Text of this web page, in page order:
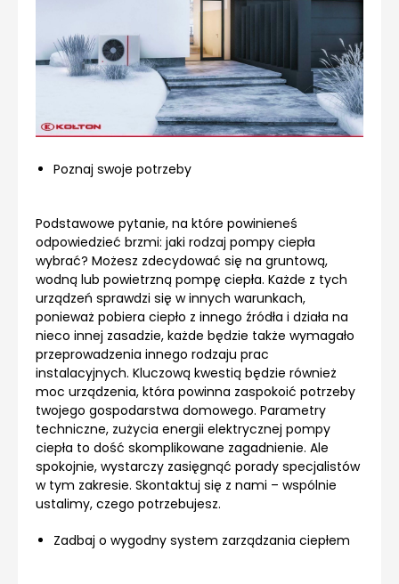
Poznaj swoje potrzeby
Podstawowe pytanie, na które powinieneś
odpowiedzieć brzmi: jaki rodzaj pompy ciepła
wybrać? Możesz zdecydować się na gruntową,
wodną lub powietrzną pompę ciepła. Każde z tych
urządzeń sprawdzi się w innych warunkach,
ponieważ pobiera ciepło z innego źródła i działa na
nieco innej zasadzie, każde będzie także wymagało
przeprowadzenia innego rodzaju prac
instalacyjnych. Kluczową kwestią będzie również
moc urządzenia, która powinna zaspokoić potrzeby
twojego gospodarstwa domowego. Parametry
techniczne, zużycia energii elektrycznej pompy
ciepła to dość skomplikowane zagadnienie. Ale
spokojnie, wystarczy zasięgnąć porady specjalistów
w tym zakresie. Skontaktuj się z nami – wspólnie
ustalimy, czego potrzebujesz.
Zadbaj o wygodny system zarządzania ciepłem